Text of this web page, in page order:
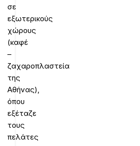
σε
εξωτερικούς
χώρους
(καφέ
–
ζαχαροπλαστεία
της
Αθήνας),
όπου
εξέταζε
τους
πελάτες